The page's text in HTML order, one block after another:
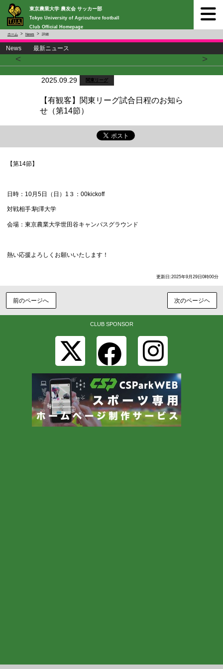
東京農業大学 農友会 サッカー部
Tokyo University of Agriculture football
Club Official Homepage
ホーム News 詳細
News 最新ニュース
< >
2025.09.29 関東リーグ
【有観客】関東リーグ試合日程のお知ら
せ（第14節）
【第14節】
日時：10月5日（日）1３：00kickoff
対戦相手:駒澤大学
会場：東京農業大学世田谷キャンパスグラウンド
熱い応援よろしくお願いいたします！
更新日:2025年9月29日0時00分
前のページへ 次のページヘ
CLUB SPONSOR